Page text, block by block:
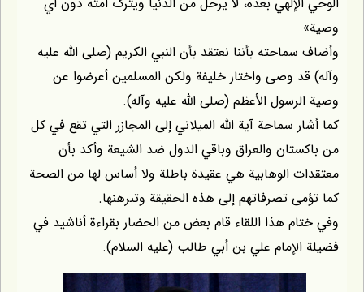
بأننا نعتقد بأن النبي الکريم (صلى الله عليه
وصى واختار خليفة ولکن المسلمين أعرضوا عن
الأعظم (صلى الله عليه وآله).
سماحة آية الله الميلاني إلى المجازر التي تقع في کل
والعراق وباقي الدول ضد الشيعة وأکد بأن
الوهابية هي عقيدة باطلة ولا أساس لها من الصحة
تصرفاتهم إلى هذه الحقيقة وتبرهنها.
هذا اللقاء قام بعض من الحضار بقراءة أناشيد في
علي بن أبي طالب (عليه السلام).